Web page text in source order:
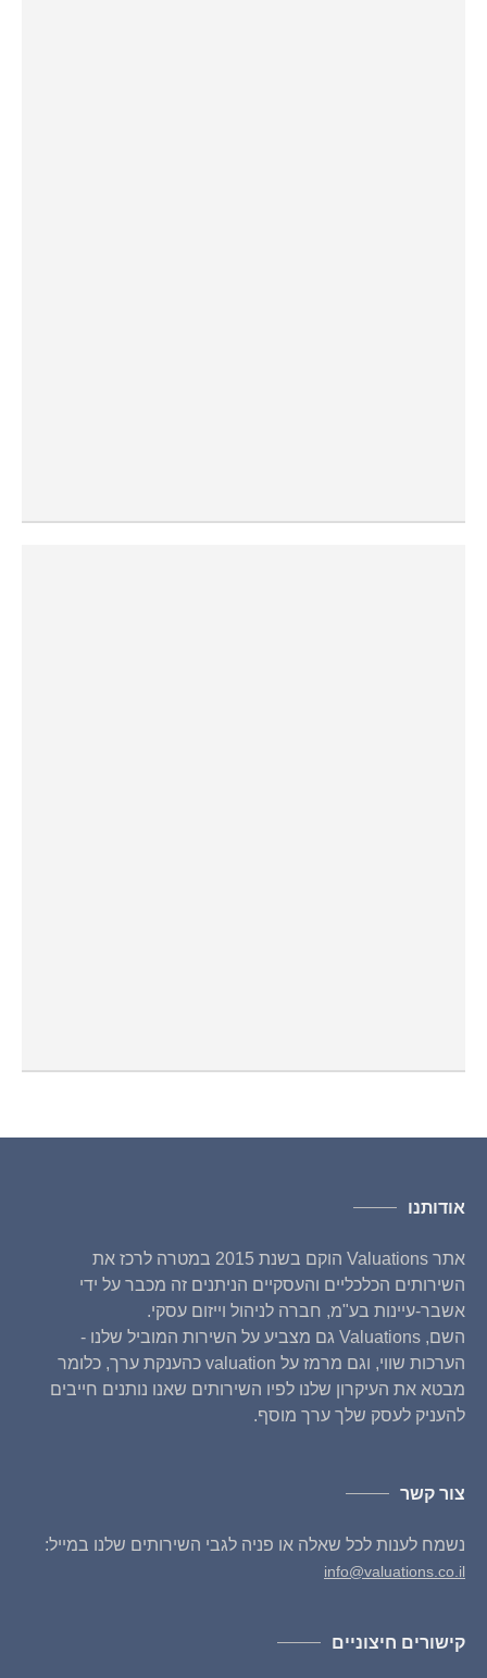
אודותנו
אתר Valuations הוקם בשנת 2015 במטרה לרכז את
השירותים הכלכליים והעסקיים הניתנים זה מכבר על ידי
אשבר-עיינות בע"מ, חברה לניהול וייזום עסקי.
השם, Valuations גם מצביע על השירות המוביל שלנו -
הערכות שווי, וגם מרמז על valuation כהענקת ערך, כלומר
מבטא את העיקרון שלנו לפיו השירותים שאנו נותנים חייבים
להעניק לעסק שלך ערך מוסף.
צור קשר
נשמח לענות לכל שאלה או פניה לגבי השירותים שלנו במייל:
info@valuations.co.il
קישורים חיצוניים